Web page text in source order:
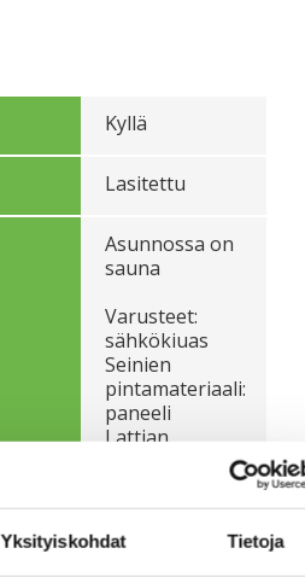
Yksityiskohdat Tietoja
Kyllä
Lasitettu
Asunnossa on
sauna
Varusteet:
sähkökiuas
Seinien
pintamateriaali:
paneeli
Lattian
pintamateriaali:
Ei luokiteltu